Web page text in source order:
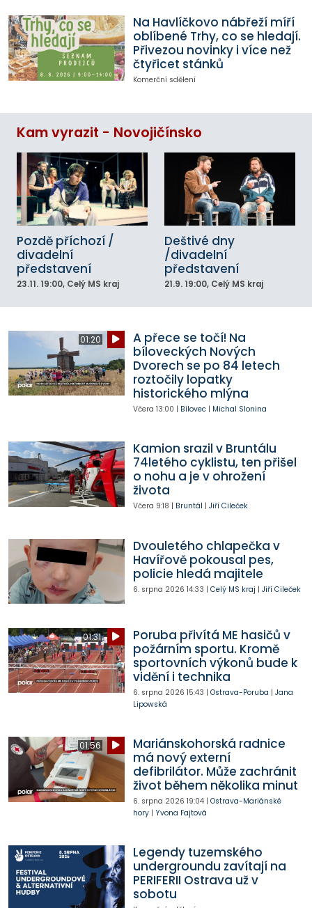
Na Havlíčkovo nábřeží míří
oblíbené Trhy, co se hledají.
Přivezou novinky i více než
čtyřicet stánků
Komerční sdělení
Kam vyrazit - Novojičínsko
Pozdě příchozí /
divadelní
představení
23.11. 19:00, Celý MS kraj
Deštivé dny
/divadelní
představení
21.9. 19:00, Celý MS kraj
01:20
A přece se točí! Na
bíloveckých Nových
Dvorech se po 84 letech
roztočily lopatky
historického mlýna
Včera 13:00 | Bílovec| Michal Slonina
Kamion srazil v Bruntálu
74letého cyklistu, ten přišel
o nohu a je v ohrožení
života
Včera 9:18 | Bruntál | Jiří Cileček
Dvouletého chlapečka v
Havířově pokousal pes,
policie hledá majitele
6. srpna 2026 14:33 | Celý MS kraj | Jiří Cileček
01:31
Poruba přivítá ME hasičů v
požárním sportu. Kromě
sportovních výkonů bude k
vidění i technika
6. srpna 2026 15:43 | Ostrava-Poruba | Jana
Lipowská
01:56
Mariánskohorská radnice
má nový externí
defibrilátor. Může zachránit
život během několika minut
6. srpna 2026 19:04| Ostrava-Mariánské
hory| Yvona Fajtová
Legendy tuzemského
undergroundu zavítají na
PERIFERII Ostrava už v
sobotu